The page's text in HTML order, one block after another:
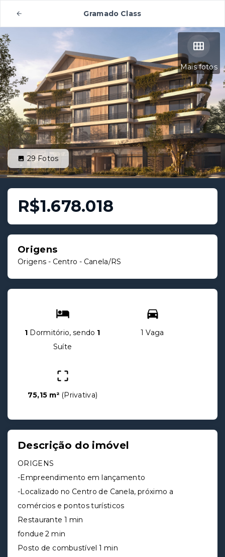
Gramado Class
Mais fotos
29Fotos
R$1.678.018
Origens
Origens - Centro - Canela/RS
1 Dormitório, sendo 1
Suíte
1 Vaga
75,15 m² (Privativa)
Descrição do imóvel
ORIGENS
-Empreendimento em lançamento
-Localizado no Centro de Canela, próximo a
comércios e pontos turísticos
Restaurante 1 min
fondue 2 min
Posto de combustível 1 min